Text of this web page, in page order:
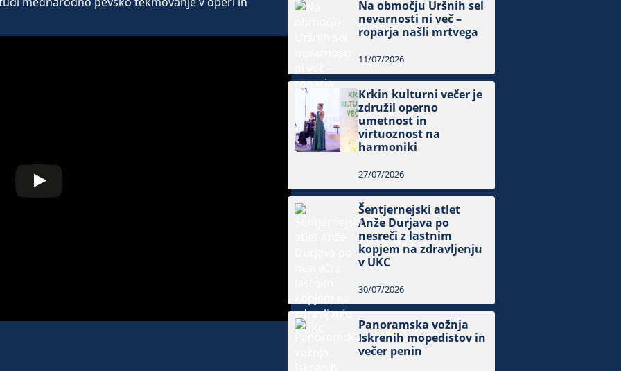
Na območju Uršnih sel
nevarnosti ni več –
roparja našli mrtvega
11/07/2026
Krkin kulturni večer je
združil operno
umetnost in
virtuoznost na
harmoniki
27/07/2026
Šentjernejski atlet
Anže Durjava po
nesreči z lastnim
kopjem na zdravljenju
v UKC
30/07/2026
Panoramska vožnja
Iskrenih mopedistov in
večer penin